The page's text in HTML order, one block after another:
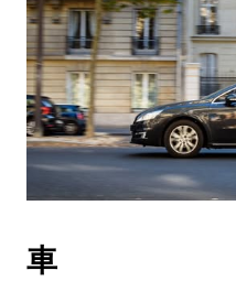
車